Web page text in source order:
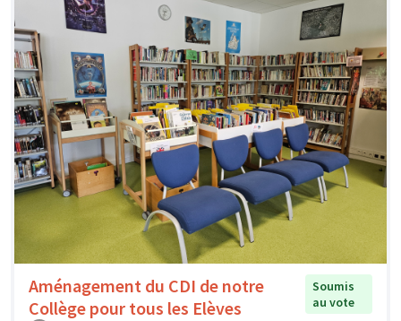
Aménagement du CDI de notre
Collège pour tous les Elèves
Soumis
au vote